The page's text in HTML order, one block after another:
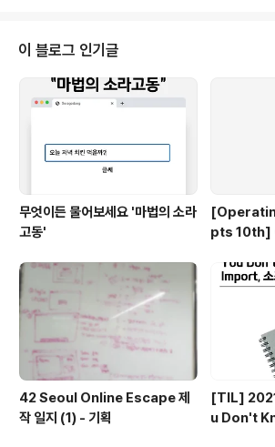
으나 추후 사람들의 투표를 통해 Java Script 가 된 것, 실
제로 Java 와는 관련이 없다. 현재는 이름의 법적인 문제
로 ECMAScript2019 가 공식 명칭이 됨. * TC..
이 블로그 인기글
무엇이든 물어보세요 '마법의 소라
고동'
pts 10th]
42 Seoul Online Escape 제
작 일지 (1) - 기획
[TIL]
u Don't